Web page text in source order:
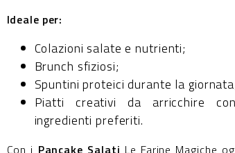
Ideale per:
Colazioni salate e nutrienti;
Brunch sfiziosi;
Spuntini proteici durante la
Piatti creativi da arricchire
ingredienti preferiti.
Con i Pancake Salati Le Farine Magiche